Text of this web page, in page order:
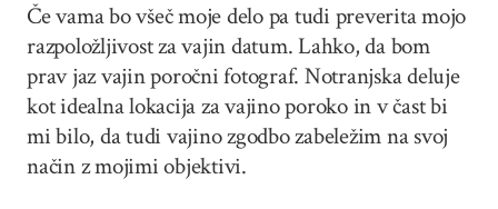
Če vama bo všeč moje delo pa tudi preverita mojo
razpoložljivost za vajin datum. Lahko, da bom
prav jaz vajin poročni fotograf. Notranjska deluje
kot idealna lokacija za vajino poroko in v čast bi
mi bilo, da tudi vajino zgodbo zabeležim na svoj
način z mojimi objektivi.